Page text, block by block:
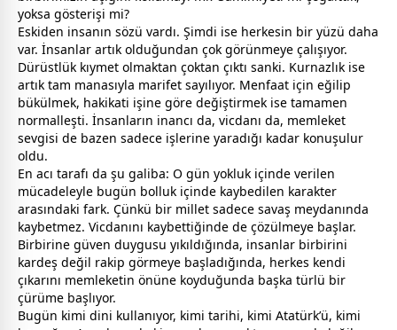
yoksa gösterişi mi?
Eskiden insanın sözü vardı. Şimdi ise herkesin bir yüzü daha
var. İnsanlar artık olduğundan çok görünmeye çalışıyor.
Dürüstlük kıymet olmaktan çoktan çıktı sanki. Kurnazlık ise
artık tam manasıyla marifet sayılıyor. Menfaat için eğilip
bükülmek, hakikati işine göre değiştirmek ise tamamen
normalleşti. İnsanların inancı da, vicdanı da, memleket
sevgisi de bazen sadece işlerine yaradığı kadar konuşulur
oldu.
En acı tarafı da şu galiba: O gün yokluk içinde verilen
mücadeleyle bugün bolluk içinde kaybedilen karakter
arasındaki fark. Çünkü bir millet sadece savaş meydanında
kaybetmez. Vicdanını kaybettiğinde de çözülmeye başlar.
Birbirine güven duygusu yıkıldığında, insanlar birbirini
kardeş değil rakip görmeye başladığında, herkes kendi
çıkarını memleketin önüne koyduğunda başka türlü bir
çürüme başlıyor.
Bugün kimi dini kullanıyor, kimi tarihi, kimi Atatürk’ü, kimi